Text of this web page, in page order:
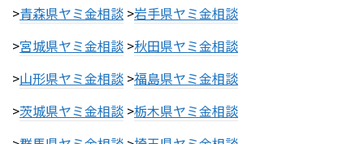
>青森県ヤミ金相談 >岩手県ヤミ金相談
>宮城県ヤミ金相談 >秋田県ヤミ金相談
>山形県ヤミ金相談 >福島県ヤミ金相談
>茨城県ヤミ金相談 >栃木県ヤミ金相談